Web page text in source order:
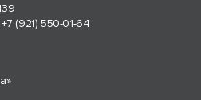
+7 (921) 550-01-64